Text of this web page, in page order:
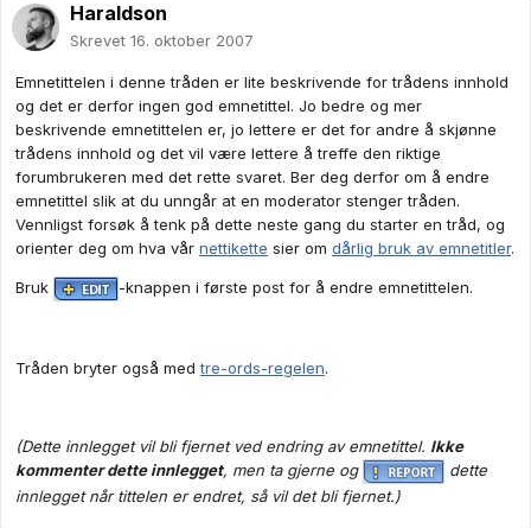
Haraldson
Skrevet 16. oktober 2007
Emnetittelen i denne tråden er lite beskrivende for trådens innhold
og det er derfor ingen god emnetittel. Jo bedre og mer
beskrivende emnetittelen er, jo lettere er det for andre å skjønne
trådens innhold og det vil være lettere å treffe den riktige
forumbrukeren med det rette svaret. Ber deg derfor om å endre
emnetittel slik at du unngår at en moderator stenger tråden.
Vennligst forsøk å tenk på dette neste gang du starter en tråd, og
orienter deg om hva vår nettikette sier om dårlig bruk av emnetitler.
Bruk -knappen i første post for å endre emnetittelen.
Tråden bryter også medtre-ords-regelen.
(Dette innlegget vil bli fjernet ved endring av emnetittel. Ikke
kommenter dette innlegget, men ta gjerne og
dette
innlegget når tittelen er endret, så vil det bli fjernet.)